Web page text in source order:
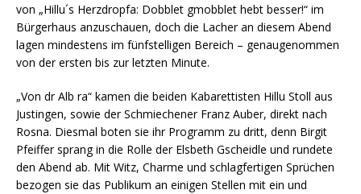
von „Hillu´s Herzdropfa: Dobblet gmobblet hebt besser!“ im
Bürgerhaus anzuschauen, doch die Lacher an diesem Abend
lagen mindestens im fünfstelligen Bereich – genaugenommen
von der ersten bis zur letzten Minute.
„Von dr Alb ra“ kamen die beiden Kabarettisten Hillu Stoll aus
Justingen, sowie der Schmiechener Franz Auber, direkt nach
Rosna. Diesmal boten sie ihr Programm zu dritt, denn Birgit
Pfeiffer sprang in die Rolle der Elsbeth Gscheidle und rundete
den Abend ab. Mit Witz, Charme und schlagfertigen Sprüchen
bezogen sie das Publikum an einigen Stellen mit ein und